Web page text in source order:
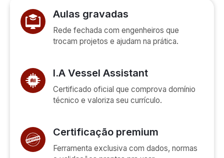
Aulas gravadas
Rede fechada com engenheiros que
trocam projetos e ajudam na prática.
I.A Vessel Assistant
Certificado oficial que comprova domínio
técnico e valoriza seu currículo.
Certificação premium
Ferramenta exclusiva com dados, normas